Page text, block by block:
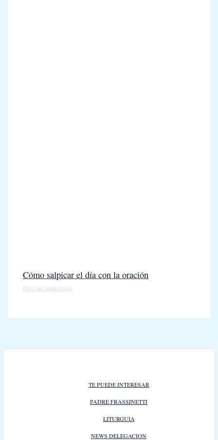
Cómo salpicar el día con la oración
Deja un comentario
TE PUEDE INTERESAR
PADRE FRASSINETTI
LITURGUIA
NEWS DELEGACION